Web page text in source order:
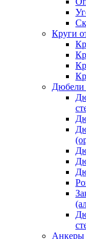
Круги
Дюбели
Анкеры